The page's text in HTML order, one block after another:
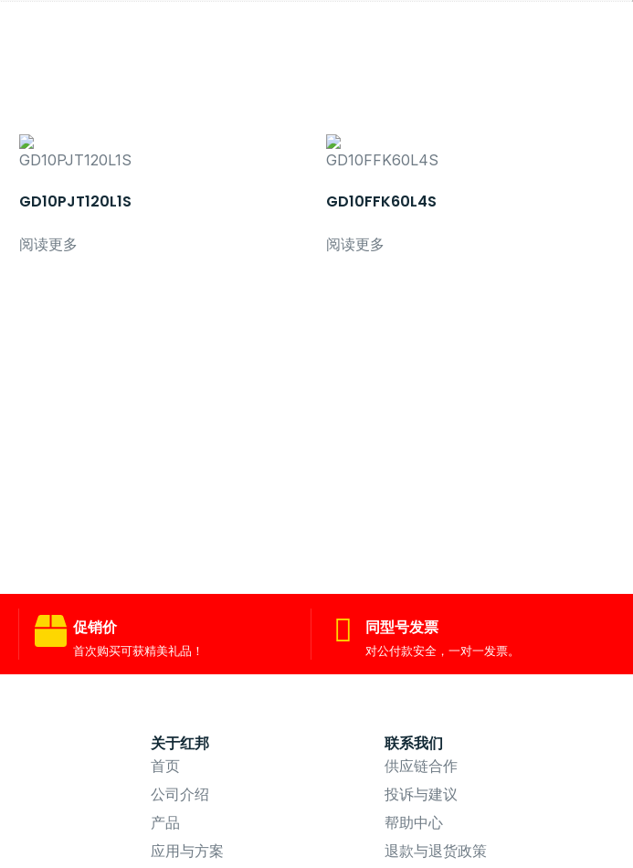
GD10PJT120L1S
阅读更多
GD10FFK60L4S
阅读更多
促销价
首次购买可获精美礼品！
同型号发票
对公付款安全，一对一发票。
关于红邦
首页
公司介绍
产品
应用与方案
联系我们
供应链合作
投诉与建议
帮助中心
退款与退货政策